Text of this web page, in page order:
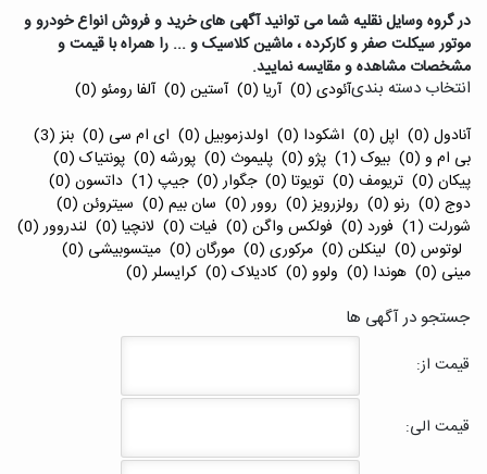
در گروه وسایل نقلیه شما می توانید آگهی های خرید و فروش انواع خودرو و
موتور سیکلت صفر و کارکرده ، ماشین کلاسیک و ... را همراه با قیمت و
مشخصات مشاهده و مقایسه نمایید.
انتخاب دسته بندیآئودی (0) آریا (0) آستین (0)
آلفا رومئو (0)
آنادول (0)
اپل (0) اشکودا (0) اولدزموبیل (0) ای ام سی (0)
بنز (3)
بی ام و (0)
بیوک (1) پژو (0) پلیموث (0) پورشه (0)
پونتیاک (0)
پیکان (0)
تریومف (0) تویوتا (0) جگوار (0) جیپ (1)
داتسون (0)
دوج (0)
رنو (0) رولزرویز (0) روور (0) سان بیم (0)
سیتروئن (0)
شورلت (1)
فورد (0) فولکس واگن (0) فیات (0) لانچیا (0)
لندروور (0)
لوتوس (0)
لینکلن (0) مرکوری (0) مورگان (0)
میتسوبیشی (0)
مینی (0)
هوندا (0) ولوو (0) کادیلاک (0) کرایسلر (0)
جستجو در آگهی ها
قیمت از:
قیمت الی: